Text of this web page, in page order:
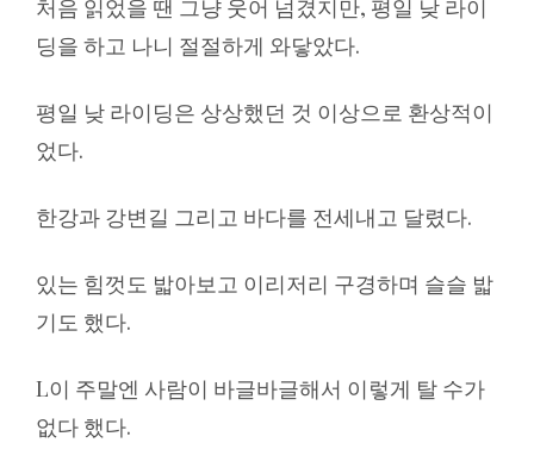
처음 읽었을 땐 그냥 웃어 넘겼지만, 평일 낮 라이
딩을 하고 나니 절절하게 와닿았다.
평일 낮 라이딩은 상상했던 것 이상으로 환상적이
었다.
한강과 강변길 그리고 바다를 전세내고 달렸다.
있는 힘껏도 밟아보고 이리저리 구경하며 슬슬 밟
기도 했다.
L이 주말엔 사람이 바글바글해서 이렇게 탈 수가
없다 했다.